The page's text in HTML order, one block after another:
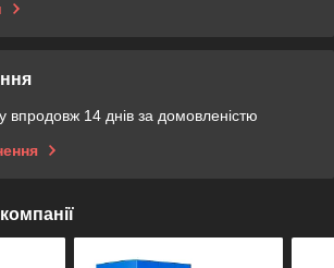
впродовж 14 днів за домовленістю